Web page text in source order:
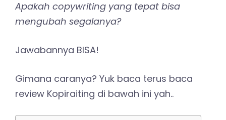
Apakah copywriting yang tepat bisa
mengubah segalanya?
Jawabannya BISA!
Gimana caranya? Yuk baca terus baca
review Kopiraiting di bawah ini yah..